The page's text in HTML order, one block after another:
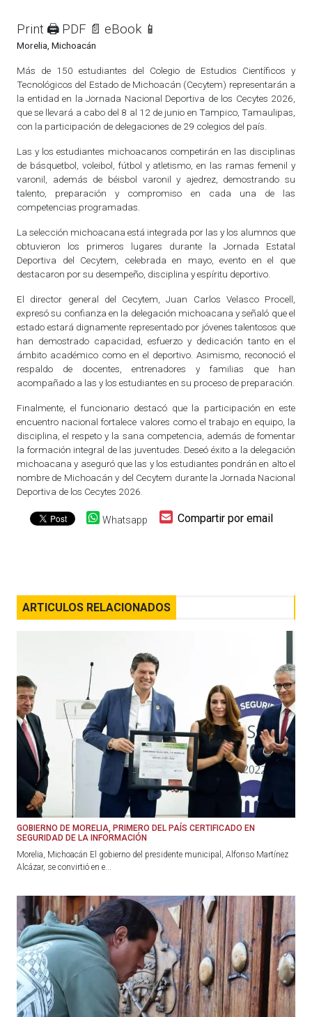
Print 🖨 PDF 📄 eBook 📱
Morelia, Michoacán
Más de 150 estudiantes del Colegio de Estudios Científicos y
Tecnológicos del Estado de Michoacán (Cecytem) representarán a
la entidad en la Jornada Nacional Deportiva de los Cecytes 2026,
que se llevará a cabo del 8 al 12 de junio en Tampico, Tamaulipas,
con la participación de delegaciones de 29 colegios del país.
Las y los estudiantes michoacanos competirán en las disciplinas
de básquetbol, voleibol, fútbol y atletismo, en las ramas femenil y
varonil, además de béisbol varonil y ajedrez, demostrando su
talento, preparación y compromiso en cada una de las
competencias programadas.
La selección michoacana está integrada por las y los alumnos que
obtuvieron los primeros lugares durante la Jornada Estatal
Deportiva del Cecytem, celebrada en mayo, evento en el que
destacaron por su desempeño, disciplina y espíritu deportivo.
El director general del Cecytem, Juan Carlos Velasco Procell,
expresó su confianza en la delegación michoacana y señaló que el
estado estará dignamente representado por jóvenes talentosos que
han demostrado capacidad, esfuerzo y dedicación tanto en el
ámbito académico como en el deportivo. Asimismo, reconoció el
respaldo de docentes, entrenadores y familias que han
acompañado a las y los estudiantes en su proceso de preparación.
Finalmente, el funcionario destacó que la participación en este
encuentro nacional fortalece valores como el trabajo en equipo, la
disciplina, el respeto y la sana competencia, además de fomentar
la formación integral de las juventudes. Deseó éxito a la delegación
michoacana y aseguró que las y los estudiantes pondrán en alto el
nombre de Michoacán y del Cecytem durante la Jornada Nacional
Deportiva de los Cecytes 2026.
Whatsapp Compartir por email
ARTICULOS RELACIONADOS
GOBIERNO DE MORELIA, PRIMERO DEL PAÍS CERTIFICADO EN
SEGURIDAD DE LA INFORMACIÓN
Morelia, Michoacán El gobierno del presidente municipal, Alfonso Martínez
Alcázar, se convirtió en e...